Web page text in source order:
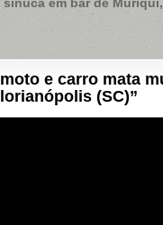
sinuca em bar de
e carro mata
(SC)”